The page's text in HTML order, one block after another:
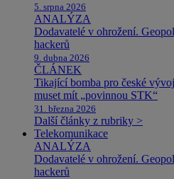
5. srpna 2026
ANALÝZA
Dodavatelé v ohrožení.
hackerů
9. dubna 2026
ČLÁNEK
Tikající bomba pro české
muset mít „povinnou STK“
31. března 2026
Další články z rubriky >
Telekomunikace
ANALÝZA
Dodavatelé v ohrožení.
hackerů